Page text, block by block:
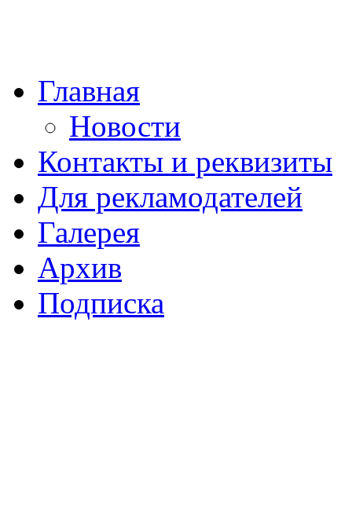
Главная
Новости
Контакты и реквизиты
Для рекламодателей
Галерея
Архив
Подписка